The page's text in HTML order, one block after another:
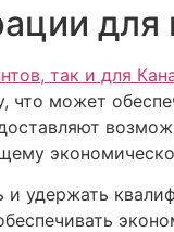
для
так и для
может
удержать